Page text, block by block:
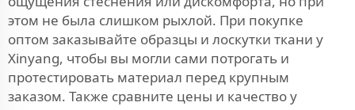
этом не была слишком рыхлой. При покупке
оптом заказывайте образцы и лоскутки ткани у
Xinyang, чтобы вы могли сами потрогать и
протестировать материал перед крупным
заказом. Также сравните цены и качество у